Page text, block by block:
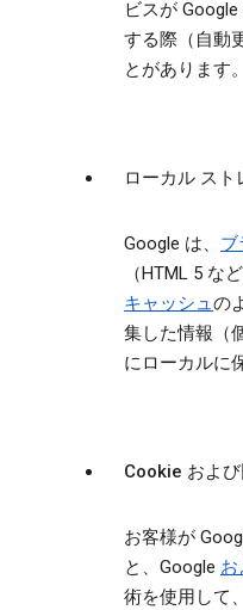
ビスが
する際（自動
とがあります。
ローカル スト
Google は、 ブ
（HTML 5 な
キャッシュの
集した情報（
にローカルに
Cookie およ
お客様が
と、Google お
術を使用して